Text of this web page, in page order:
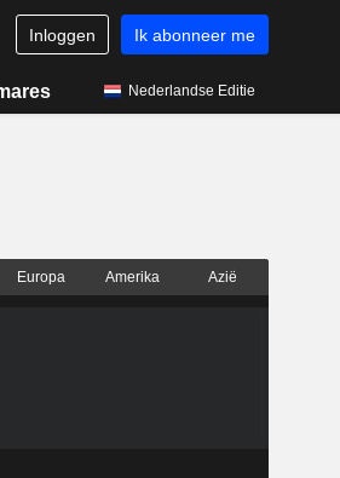
Inloggen Ik abonneer me
Nederlandse Editie
Europa Amerika Azië